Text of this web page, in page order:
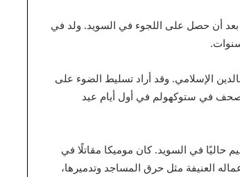
بعد أن حصل على اللجوء في السويد. ولد في
الإسلامي. وقد أراد تسليط الضوء على
في ستوكهولم في أول أيام عيد
عامًا، حيث ولد عام 1986 في العراق، ويقيم حاليًا في السويد. كان موميكا مقاتلًا في
العنيفة مثل حرق المساجد وتدميرها،